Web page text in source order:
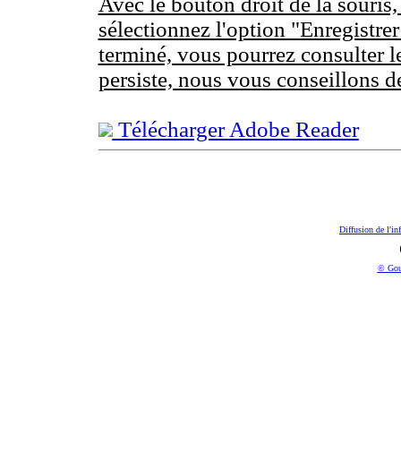
sélectionnez l'option
terminé, vous pourrez consulter
persiste, nous vous conseillons
Télécharger Adobe Reader
Diffusion de
©